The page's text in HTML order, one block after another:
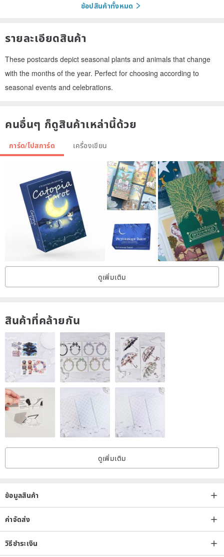
ช้อปสินค้าทั้งหมด
รายละเอียดสินค้า
These postcards depict seasonal plants and animals that change
with the months of the year. Perfect for choosing according to
seasonal events and celebrations.
คนอื่นๆ ก็ดูสินค้าเหล่านี้ด้วย
การ์ด/โปสการ์ด เครื่องเขียน
ดูเพิ่มเติม
สินค้าที่คล้ายกัน
ดูเพิ่มเติม
ข้อมูลสินค้า
ค่าจัดส่ง
วิธีชำระเงิน